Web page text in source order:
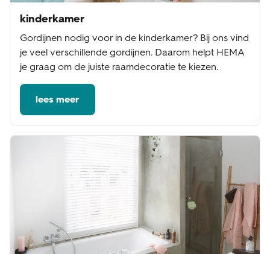
kinderkamer
Gordijnen nodig voor in de kinderkamer? Bij ons vind
je veel verschillende gordijnen. Daarom helpt HEMA
je graag om de juiste raamdecoratie te kiezen.
lees meer